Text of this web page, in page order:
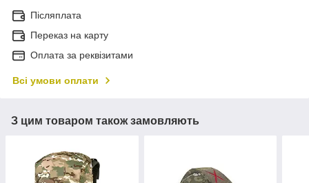
Післяплата
Переказ на карту
Оплата за реквізитами
Всі умови оплати
З цим товаром також замовляють